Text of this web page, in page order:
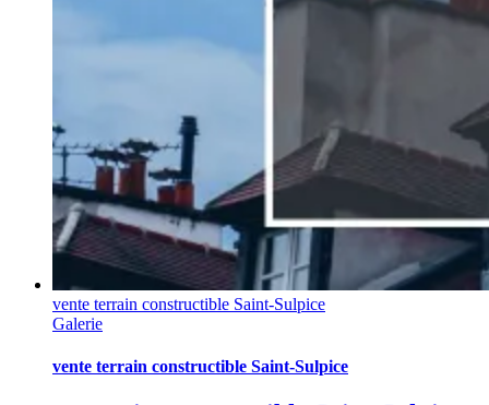
vente terrain constructible Saint-Sulpice
Galerie
vente terrain constructible Saint-Sulpice